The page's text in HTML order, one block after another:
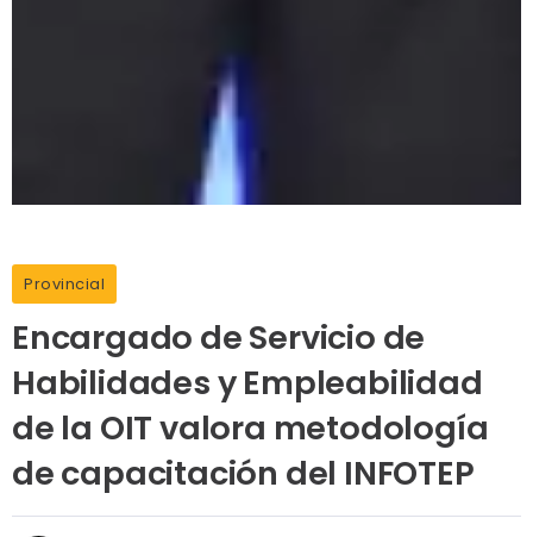
Provincial
Encargado de Servicio de
Habilidades y Empleabilidad
de la OIT valora metodología
de capacitación del INFOTEP